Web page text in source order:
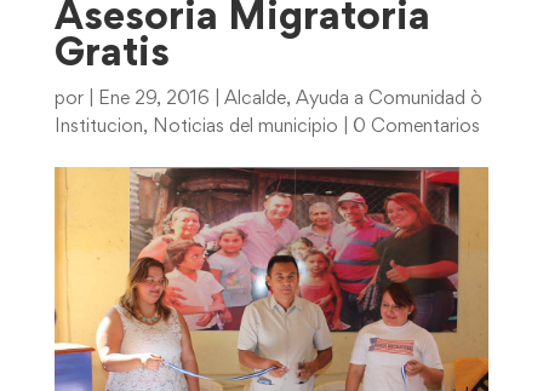
Asesoria Migratoria
Gratis
por Ene 29, 2016 Alcalde, Ayuda a Comunidad ò
Institucion, Noticias del municipio 0 Comentarios